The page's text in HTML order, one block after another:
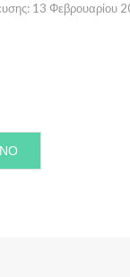
13 Φεβρουαρίου
ΆΡΘΡΟ: